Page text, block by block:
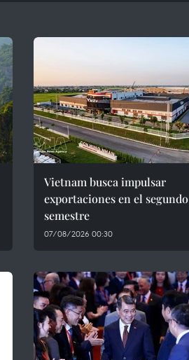
Vietnam busca impulsar
exportaciones en el segundo
semestre
07/08/2026 00:30